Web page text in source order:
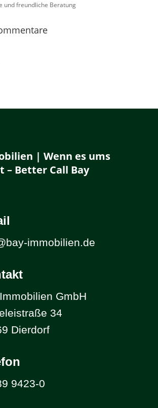
und freundliche Beratung
| Wenn es ums
– Better Call Bay
immobilien.de
GmbH
34
Dierdorf
9423-0